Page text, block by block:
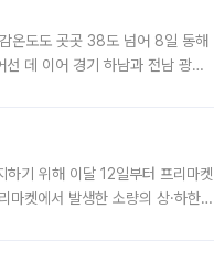
온도도 곳곳 38도 넘어 8일 동해
데 이어 경기 하남과 전남 광양
기 위해 이달 12일부터 프리마켓
마켓에서 발생한 소량의 상·하한